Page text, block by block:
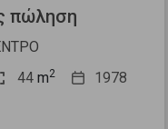
πώληση
44 m2 1978